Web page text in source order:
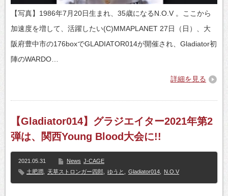
【写真】1986年7月20日生まれ、35歳になるN.O.V 。ここから
加速度を増して、活躍したい(C)MMAPLANET 27日（日）、大
阪府豊中市の176boxでGLADIATOR014が開催され、Gladiator初
陣のWARDO…
詳細を見る
【Gladiator014】グラジエイター2021年第2
弾は、関西Young Blood大会に!!
2021.05.31 News J-CAGE
土肥潤
天草ストロンガー四郎 ゆうと Gladiator014 N.O.V